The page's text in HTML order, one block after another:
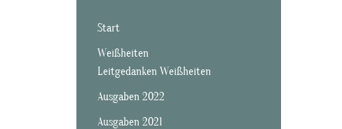
Start
Weißheiten
Leitgedanken Weißheiten
Ausgaben 2022
Ausgaben 2021